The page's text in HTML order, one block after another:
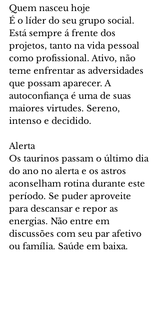
Quem nasceu hoje
É o líder do seu grupo social.
Está sempre á frente dos
projetos, tanto na vida pessoal
como profissional. Ativo, não
teme enfrentar as adversidades
que possam aparecer. A
autoconfiança é uma de suas
maiores virtudes. Sereno,
intenso e decidido.
Alerta
Os taurinos passam o último dia
do ano no alerta e os astros
aconselham rotina durante este
período. Se puder aproveite
para descansar e repor as
energias. Não entre em
discussões com seu par afetivo
ou família. Saúde em baixa.